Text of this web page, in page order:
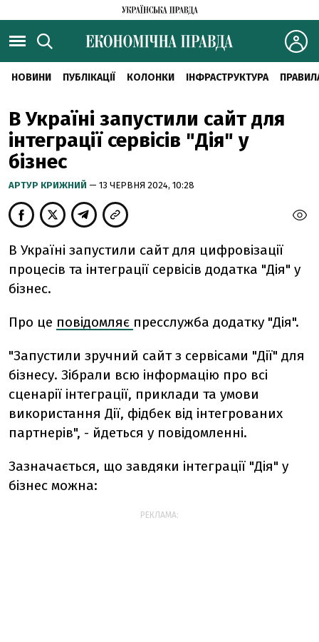
НОВИНИ ПУБЛІКАЦІЇ КОЛОНКИ ІНФРАСТРУКТУРА
В Україні запустили сайт для
інтеграції сервісів "Дія" у
бізнес
АРТУР КРИЖНИЙ — 13 ЧЕРВНЯ 2024, 10:28
В Україні запустили сайт для цифровізації
процесів та інтеграції сервісів додатка "Дія" у
бізнес.
Про це повідомляє пресслужба додатку "Дія".
"Запустили зручний сайт з сервісами "Дії" для
бізнесу. Зібрали всю інформацію про всі
сценарії інтеграції, приклади та умови
використання Дії, фідбек від інтегрованих
партнерів", - йдеться у повідомленні.
Зазначається, що завдяки інтеграції "Дія" у
бізнес можна:
РЕКЛАМА: